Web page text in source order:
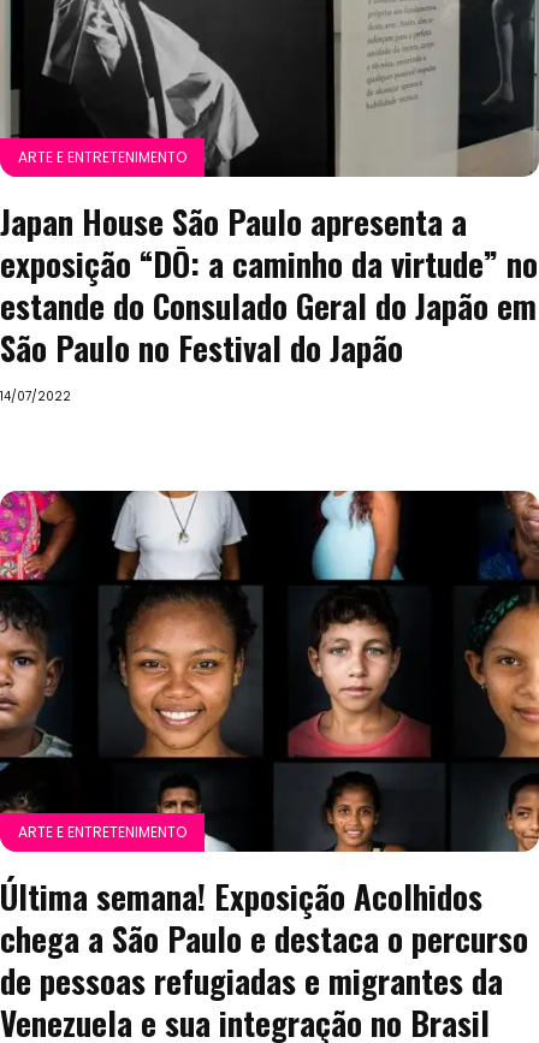
ARTE E ENTRETENIMENTO
Japan House São Paulo apresenta a
exposição “DŌ: a caminho da virtude” no
estande do Consulado Geral do Japão em
São Paulo no Festival do Japão
14/07/2022
ARTE E ENTRETENIMENTO
Última semana! Exposição Acolhidos
chega a São Paulo e destaca o percurso
de pessoas refugiadas e migrantes da
Venezuela e sua integração no Brasil